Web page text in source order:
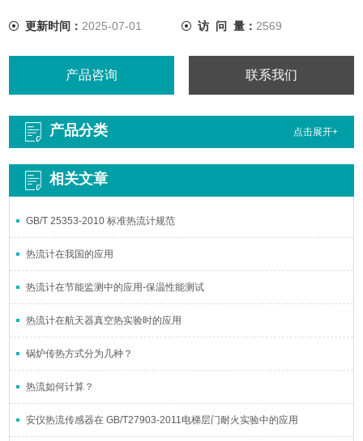
更新时间： 2025-07-01 访 问 量： 2569
产品咨询 联系我们
产品分类 点击展开+
相关文章
GB/T 25353-2010 标准热流计规范
热流计在我国的应用
热流计在节能监测中的应用-保温性能测试
热流计在航天器真空热实验时的应用
锅炉传热方式分为几种？
热流如何计算？
安仪热流传感器在 GB/T27903-2011电梯层门耐火实验中的应用